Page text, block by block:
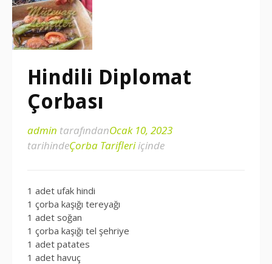
Hindili Diplomat
Çorbası
admin tarafındanOcak 10, 2023
tarihindeÇorba Tarifleriiçinde
1 adet ufak hindi
1 çorba kaşığı tereyağı
1 adet soğan
1 çorba kaşığı tel şehriye
1 adet patates
1 adet havuç